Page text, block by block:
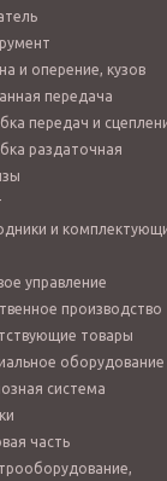
и оперение, кузов
передача
передач и
раздаточная
и
управление
производство
товары
оборудование
система
часть